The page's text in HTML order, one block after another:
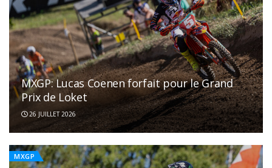
MXGP: Lucas Coenen forfait pour le Grand
Prix de Loket
26 JUILLET 2026
MXGP